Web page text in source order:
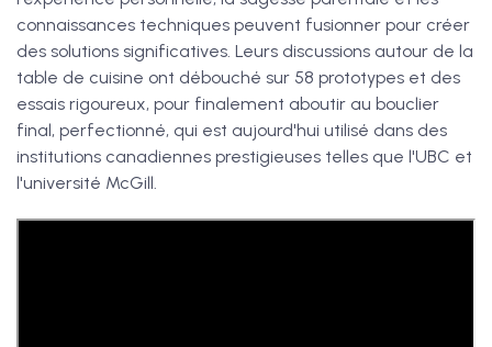
connaissances techniques peuvent fusionner pour créer
des solutions significatives. Leurs discussions autour de la
table de cuisine ont débouché sur 58 prototypes et des
essais rigoureux, pour finalement aboutir au bouclier
final, perfectionné, qui est aujourd'hui utilisé dans des
institutions canadiennes prestigieuses telles que l'UBC et
l'université McGill.